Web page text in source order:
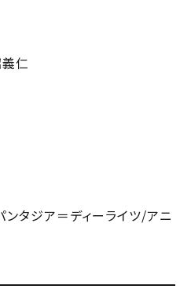
仁
ンタジア＝ディーライツ/アニ